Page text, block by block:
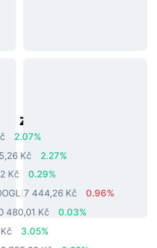
z reálného světa
2.07%
Kč
2.27%
Kč
0.29%
7 444,26 Kč
0.96%
480,01 Kč
0.03%
3.05%